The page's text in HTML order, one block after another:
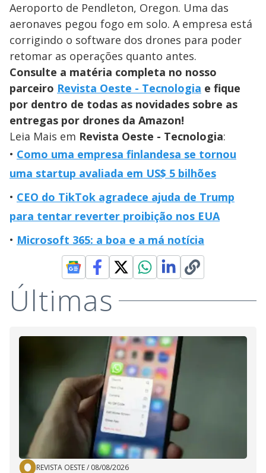
Aeroporto de Pendleton, Oregon. Uma das
aeronaves pegou fogo em solo. A empresa está
corrigindo o software dos drones para poder
retomar as operações quanto antes.
Consulte a matéria completa no nosso
parceiro Revista Oeste - Tecnologia e fique
por dentro de todas as novidades sobre as
entregas por drones da Amazon!
Leia Mais em Revista Oeste - Tecnologia:
Como uma empresa finlandesa se tornou
uma startup avaliada em US$ 5 bilhões
CEO do TikTok agradece ajuda de Trump
para tentar reverter proibição nos EUA
Microsoft 365: a boa e a má notícia
Últimas
REVISTA OESTE/ 08/08/2026